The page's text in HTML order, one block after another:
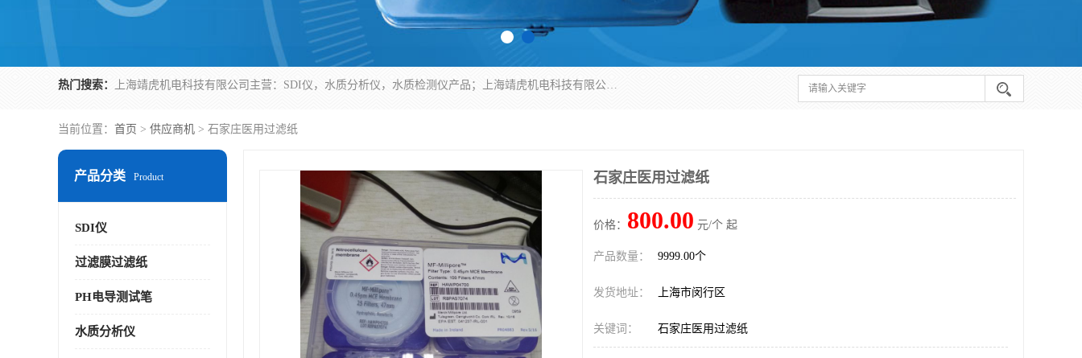
热门搜索： 上海靖虎机电科技有限公司主营：SDI仪，水质分析仪，水质检测仪产品；上海靖虎机电科技有限公司在专业制造和研发等方面的强大的平台优势，利用自身在自动化仪表、自控系统及环保监测仪器的专长，以优良的技术，优越的产品质量和良好的服务质量与广大客户真诚合作。
当前位置： 首页 > 供应商机 > 石家庄医用过滤纸
产品分类 Product
SDI仪
过滤膜过滤纸
PH电导测试笔
水质分析仪
石家庄医用过滤纸
价格： 800.00 元/个 起
产品数量： 9999.00个
发货地址： 上海市闵行区
关键词： 石家庄医用过滤纸